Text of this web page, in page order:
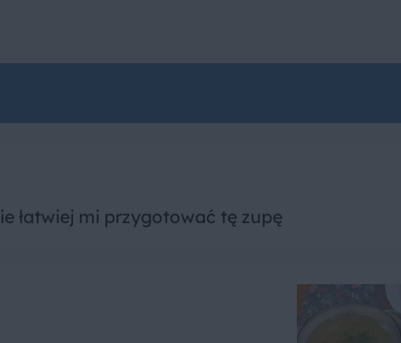
łatwiej mi przygotować tę zupę